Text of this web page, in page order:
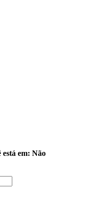
está em: Não